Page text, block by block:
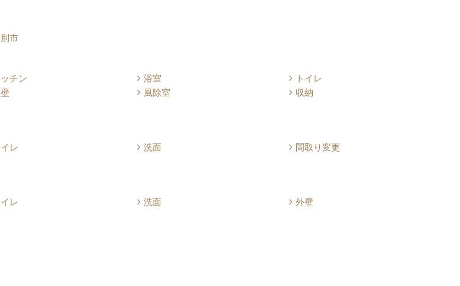
市
チン 浴室
トイレ
風除室
収納
イレ 洗面
間取り変更
イレ 洗面
外壁